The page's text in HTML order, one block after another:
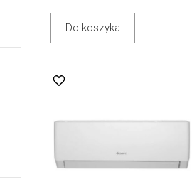
Do koszyka